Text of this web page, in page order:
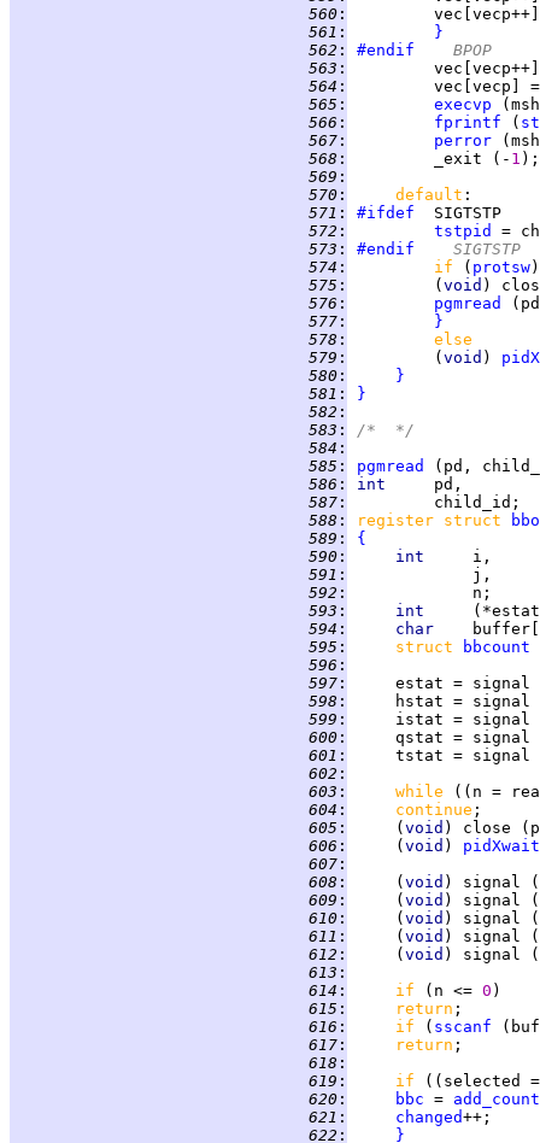
560 :
561 :
}
562 : #endif
	BPOP
563 :
564 :
vec[vecp]
565 :
execvp
566 : fprintf (
567 :
perror
568 :
         _exit (-
1
569 :
570 : default
571 : #ifdef
572 :
tstpid
573 : #endif
	SIGTSTP
574 : if ( protsw
575 :
         (
void )
576 : pgmread
577 :
}
578 :
else
579 :
         (
void )
580 :
}
581 :
}
582 :
583 :
/*  */
584 :
585 :
pgmread
586 : int
587 :
588 : register struct
589 :
{
590 : int
591 :
592 :
593 :
int
594 : char
buffer[
595 : struct
bbcount
596 :
597 :
estat =
598 :
599 :
600 :
601 :
tstat =
602 :
603 : while
((n =
604 : continue
605 :
     (
void
606 :
     (
void ) pidXwait
607 :
608 :
     (
void
609 :
     (
void
610 :
     (
void
611 :
     (
void
612 :
     (
void
613 :
614 : if (n <= 0
615 : return
616 : if ( sscanf
617 : return
618 :
619 : if
((selected
620 : bbc = add_count
621 : changed
622 :
}